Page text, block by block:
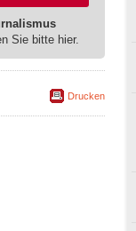
Sie bitte hier.
Drucken